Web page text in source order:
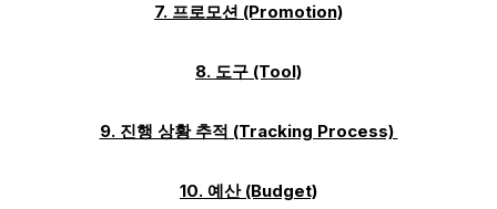
7. 프로모션 (Promotion)
8. 도구 (Tool)
9. 진행 상황 추적 (Tracking Process)
10. 예산 (Budget)